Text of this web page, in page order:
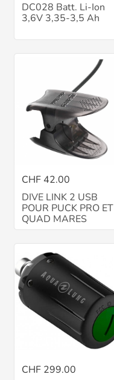
DC028 Batt. Li-Ion
3,6V 3,35-3,5 Ah
CHF 42.00
DIVE LINK 2 USB
POUR PUCK PRO ET
QUAD MARES
CHF 299.00